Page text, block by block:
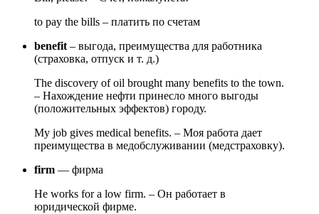
to pay the bills – платить по счетам
benefit– выгода, преимущества для работника
(страховка, отпуск и т. д.)
The discovery of oil brought many benefits to the town.
– Нахождение нефти принесло много выгоды
(положительных эффектов) городу.
My job gives medical benefits. – Моя работа дает
преимущества в медобслуживании (медстраховку).
firm — фирма
He works for a low firm. – Он работает в
юридической фирме.